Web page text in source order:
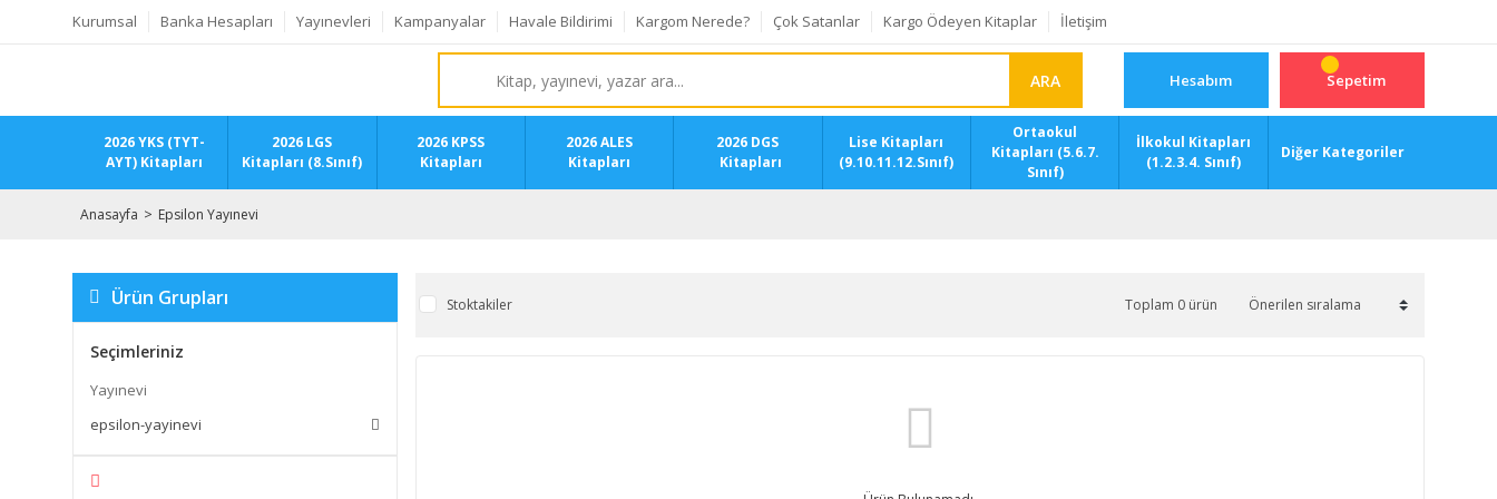
Kurumsal Banka Hesapları Yayınevleri Kampanyalar Havale Bildirimi Kargom Nerede? Çok Satanlar Kargo Ödeyen Kitaplar İletişim
ARA Hesabım Sepetim
2026 YKS (TYT-
AYT) Kitapları
2026 LGS
Kitapları (8.Sınıf)
2026 KPSS
Kitapları
2026 ALES
Kitapları
2026 DGS
Kitapları
Lise Kitapları
(9.10.11.12.Sınıf)
Ortaokul
Kitapları (5.6.7.
Sınıf)
İlkokul Kitapları
(1.2.3.4. Sınıf)
Diğer Kategoriler
Anasayfa Epsilon Yayınevi
Ürün Grupları
Seçimleriniz
Yayınevi
epsilon-yayinevi
Stoktakiler Toplam 0 ürün